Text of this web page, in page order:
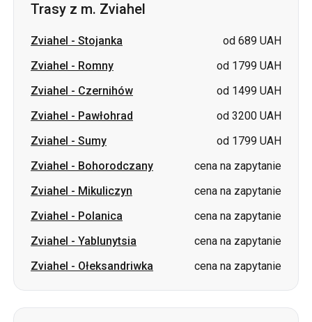
Zviahel - Czernihów
Zviahel-Pawłohrad
od 3200 UAH
Zviahel-Sumy
od 1799 UAH
Zviahel-Bohorodczany
cena na zapytanie
Zviahel-Mikuliczyn
cena na zapytanie
Zviahel-Polanica
cena na zapytanie
Zviahel-Yablunytsia
cena na zapytanie
Zviahel-Ołeksandriwka cena na zapytanie
Trasy do m. Zviahel
Sumy-Zviahel
od 1799 UAH